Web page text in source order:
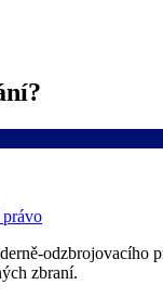
zbraní.